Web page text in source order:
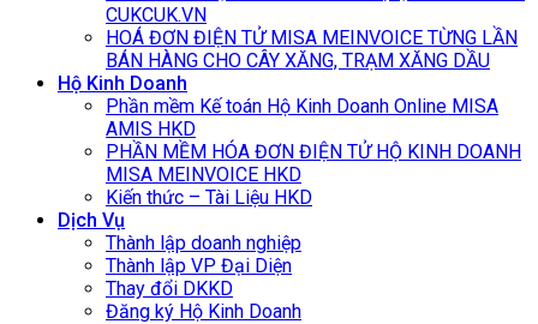
CUKCUK.VN
HOÁ ĐƠN ĐIỆN TỬ MISA MEINVOICE TỪNG LẦN
BÁN HÀNG CHO CÂY XĂNG, TRẠM XĂNG DẦU
Hộ Kinh Doanh
Phần mềm Kế toán Hộ Kinh Doanh Online MISA
AMIS HKD
PHẦN MỀM HÓA ĐƠN ĐIỆN TỬ HỘ KINH DOANH
MISA MEINVOICE HKD
Kiến thức – Tài Liệu HKD
Dịch Vụ
Thành lập doanh nghiệp
Thành lập VP Đại Diện
Thay đổi DKKD
Đăng ký Hộ Kinh Doanh